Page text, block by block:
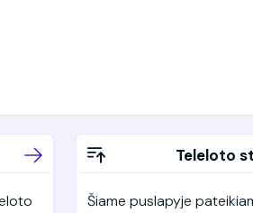
Teleloto
Šiame puslapyje